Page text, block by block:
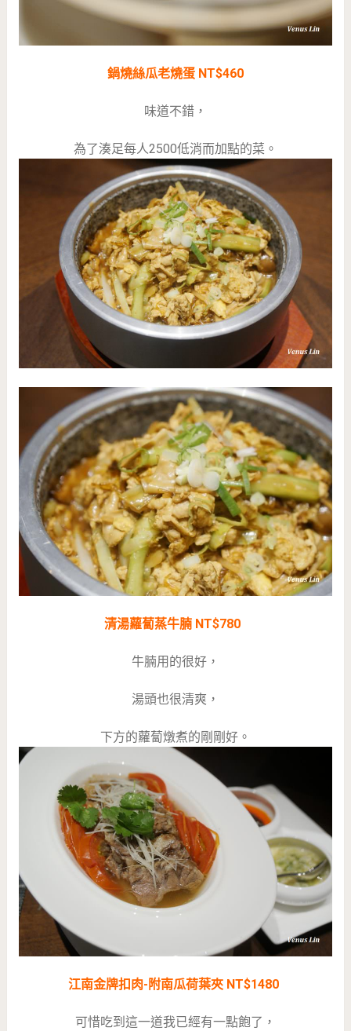
鍋燒絲瓜老燒蛋 NT$460
味道不錯，
為了湊足每人2500低消而加點的菜。
清湯蘿蔔蒸牛腩 NT$780
牛腩用的很好，
湯頭也很清爽，
下方的蘿蔔燉煮的剛剛好。
江南金牌扣肉-附南瓜荷葉夾 NT$1480
可惜吃到這一道我已經有一點飽了，